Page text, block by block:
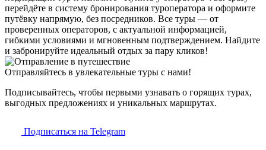
перейдёте в систему бронирования туроператора и оформите
путёвку напрямую, без посредников. Все туры — от
проверенных операторов, с актуальной информацией,
гибкими условиями и мгновенным подтверждением. Найдите
и забронируйте идеальный отдых за пару кликов!
Отправляйтесь в увлекательные туры с нами!
Подписывайтесь, чтобы первыми узнавать о горящих турах,
выгодных предложениях и уникальных маршрутах.
Подписаться на Telegram